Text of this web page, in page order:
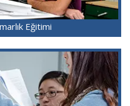
Eğitimi